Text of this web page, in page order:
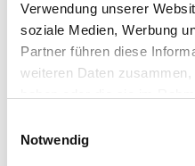
Verwendung unserer
soziale Medien, Werbung
Partner führen diese
weiteren Daten
Notwendig
Adresse
Ferienhaus HA407
Koldkærlund 15